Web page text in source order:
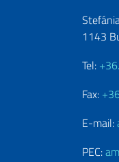
1143
Tel:
Fax:
E-mail:
PEC: